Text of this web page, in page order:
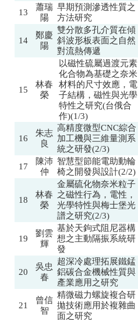
13
蕭瑞
陽
早期預測滲透性質之
方法研究
14
鄭慶
陽
雙分散多孔介質在傾
斜波形板表面之自然
對流熱傳遞
15
林春
榮
以磁性硫屬過渡元素
化合物為基礎之奈米
材料的尺寸效應，電
子結構，磁性與光學
特性之研究(台俄合
作)(1/3)
16
朱志
良
高精度微型CNC綜合
加工機與三維量測系
統之研發(2/3)
17
陳沛
仲
智慧型節能電助動輪
椅之開發與設計(2/2)
18
林春
榮
金屬硫化物奈米粒子
之磁性行為，電性，
光學特性與梅士堡光
譜之研究(2/3)
19
劉雲
輝
基於天鉤式阻尼器構
想之主動隔振系統研
發
20
吳忠
春
超深冷處理拓展鐵錳
鋁碳合金機械性質與
產業應用之研究
21
曾信
智
精微磁力螺旋複合研
拋技術應用於複雜曲
面之研究